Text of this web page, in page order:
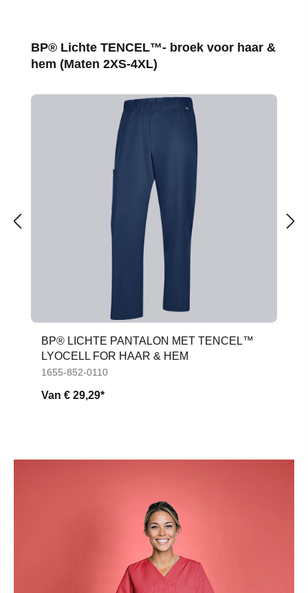
Productgalerij overslaan
BP® Lichte TENCEL™- broek voor haar &
hem (Maten 2XS-4XL)
BP® LICHTE PANTALON MET TENCEL™
LYOCELL FOR HAAR & HEM
1655-852-0110
Van € 29,29*